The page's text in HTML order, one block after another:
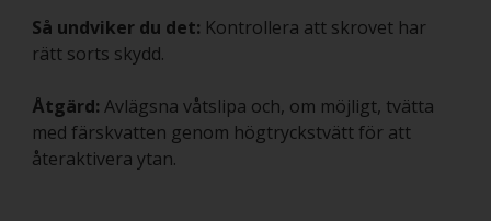
Så undviker du det: Kontrollera att skrovet har
rätt sorts skydd.
Åtgärd: Avlägsna våtslipa och, om möjligt, tvätta
med färskvatten genom högtryckstvätt för att
återaktivera ytan.